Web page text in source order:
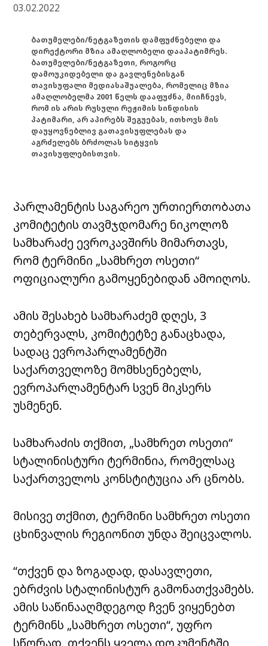
03.02.2022
ბათუმელები/ნეტგაზეთის დამფუძნებელი და
დირექტორი მზია ამაღლობელი დააპატიმრეს.
ბათუმელები/ნეტგაზეთი, როგორც
დამოუკიდებელი და გავლენებისგან
თავისუფალი მედიასაშუალება, რომელიც მზია
ამაღლობელმა 2001 წელს დააფუძნა, მიიჩნევს,
რომ ის არის რუსული რეჟიმის სინდისის
პატიმარი, არ აპირებს შეგუებას, ითხოვს მის
დაუყოვნებლივ გათავისუფლებას და
აგრძელებს ბრძოლას სიტყვის
თავისუფლებისთვის.
პარლამენტის საგარეო ურთიერთობათა
კომიტეტის თავმჯდომარე ნიკოლოზ
სამხარაძე ევროკავშირს მიმართავს,
რომ ტერმინი „სამხრეთ ოსეთი“
ოფიციალური გამოყენებიდან ამოიღოს.
ამის შესახებ სამხარაძემ დღეს, 3
თებერვალს, კომიტეტზე განაცხადა,
სადაც ევროპარლამენტში
საქართველოზე მომხსენებელს,
ევროპარლამენტარ სვენ მიკსერს
უსმენენ.
სამხარაძის თქმით, „სამხრეთ ოსეთი“
სტალინისტური ტერმინია, რომელსაც
საქართველოს კონსტიტუცია არ ცნობს.
მისივე თქმით, ტერმინი სამხრეთ ოსეთი
ცხინვალის რეგიონით უნდა შეიცვალოს.
“თქვენ და ზოგადად, დასავლეთი,
ებრძვის სტალინისტურ გამონათქვამებს.
ამის საწინააღმდეგოდ ჩვენ ვიყენებთ
ტერმინს „სამხრეთ ოსეთი“, უფრო